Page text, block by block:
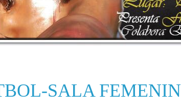
SALA